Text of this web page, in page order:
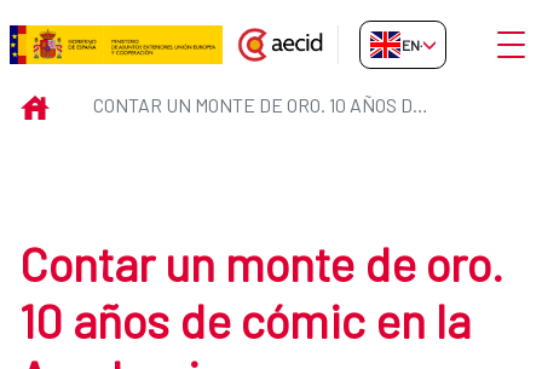
Skip to Main Content
Contar un monte de oro. 10
EN-GB
INICIO CONTAR UN MONTE DE ORO. 10 AÑOS DE CÓMIC EN LA ACADEMIA
Contar un monte de oro.
10 años de cómic en la